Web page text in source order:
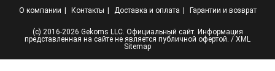
О компании Контакты Доставка и оплата Гарантии и возврат
(с) 2016-2026 Gekoms LLC. Официальный сайт. Информация
представленная на сайте не является публичной офертой. / XML
Sitemap